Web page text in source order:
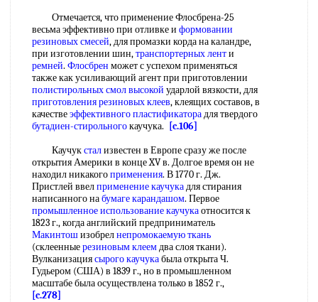
Отмечается, что применение Флосбрена-25
весьма эффективно при отливке и формовании
резиновых смесей, для промазки корда на каландре,
при изготовлении шин,транспортерных ленти
ремней. Флосбрен может с успехом применяться
также как усиливающий агент при приготовлении
полистирольных смолвысокой ударлой вязкости, для
приготовления резиновых клеев, клеящих составов, в
качествеэффективного пластификаторадля твердого
бутадиен-стирольногокаучука.
[c.106]
Каучукстализвестен в Европе сразу же после
открытия Америки в конце XV в. Долгое время он не
находил никакогоприменения. В 1770 г. Дж.
Пристлей ввелприменение каучукадля стирания
написанного набумаге карандашом. Первое
промышленное использованиекаучукаотносится к
1823 г., когда английский предприниматель
Макинтошизобрелнепромокаемую ткань
(склеенныерезиновым клеемдва слоя ткани).
Вулканизациясырого каучукабыла открыта Ч.
Гудьером (США) в 1839 г., но в промышленном
масштабе была осуществлена только в 1852 г.,
[c.278]